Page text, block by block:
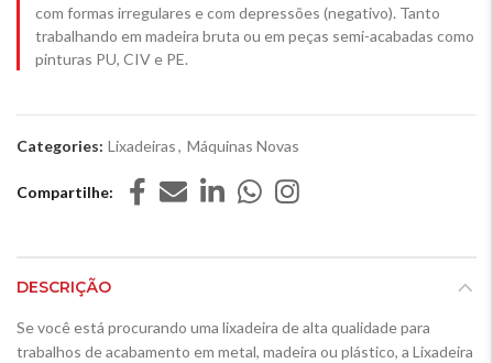
com formas irregulares e com depressões (negativo). Tanto
trabalhando em madeira bruta ou em peças semi-acabadas como
pinturas PU, CIV e PE.
Categories: Lixadeiras, Máquinas Novas
Compartilhe
DESCRIÇÃO
Se você está procurando uma lixadeira de alta qualidade para
trabalhos de acabamento em metal, madeira ou plástico, a Lixadeira